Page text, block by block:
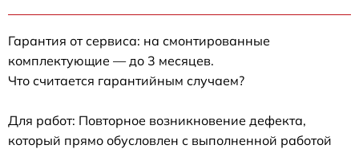
Гарантия от сервиса: на смонтированные
комплектующие — до 3 месяцев.
Что считается гарантийным случаем?
Для работ: Повторное возникновение дефекта,
который прямо обусловлен с выполненной работой